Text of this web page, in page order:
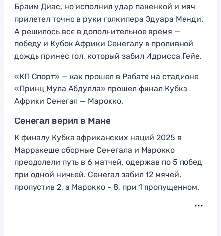
Браим Диас, но исполнил удар паненкой и мяч
прилетел точно в руки голкипера Эдуара Менди.
А решилось все в дополнительное время —
победу и Кубок Африки Сенегалу в проливной
дождь принес гол, который забил Идрисса Гейе.
«КП Спорт» — как прошел в Рабате на стадионе
«Принц Мула Абдулла» прошел финал Кубка
Африки Сенегал — Марокко.
Сенегал верил в Мане
К финалу Кубка африканских наций 2025 в
Марракеше сборные Сенегала и Марокко
преодолели путь в 6 матчей, одержав по 5 побед
при одной ничьей. Сенегал забил 12 мячей,
пропустив 2, а Марокко – 8, при 1 пропущенном.